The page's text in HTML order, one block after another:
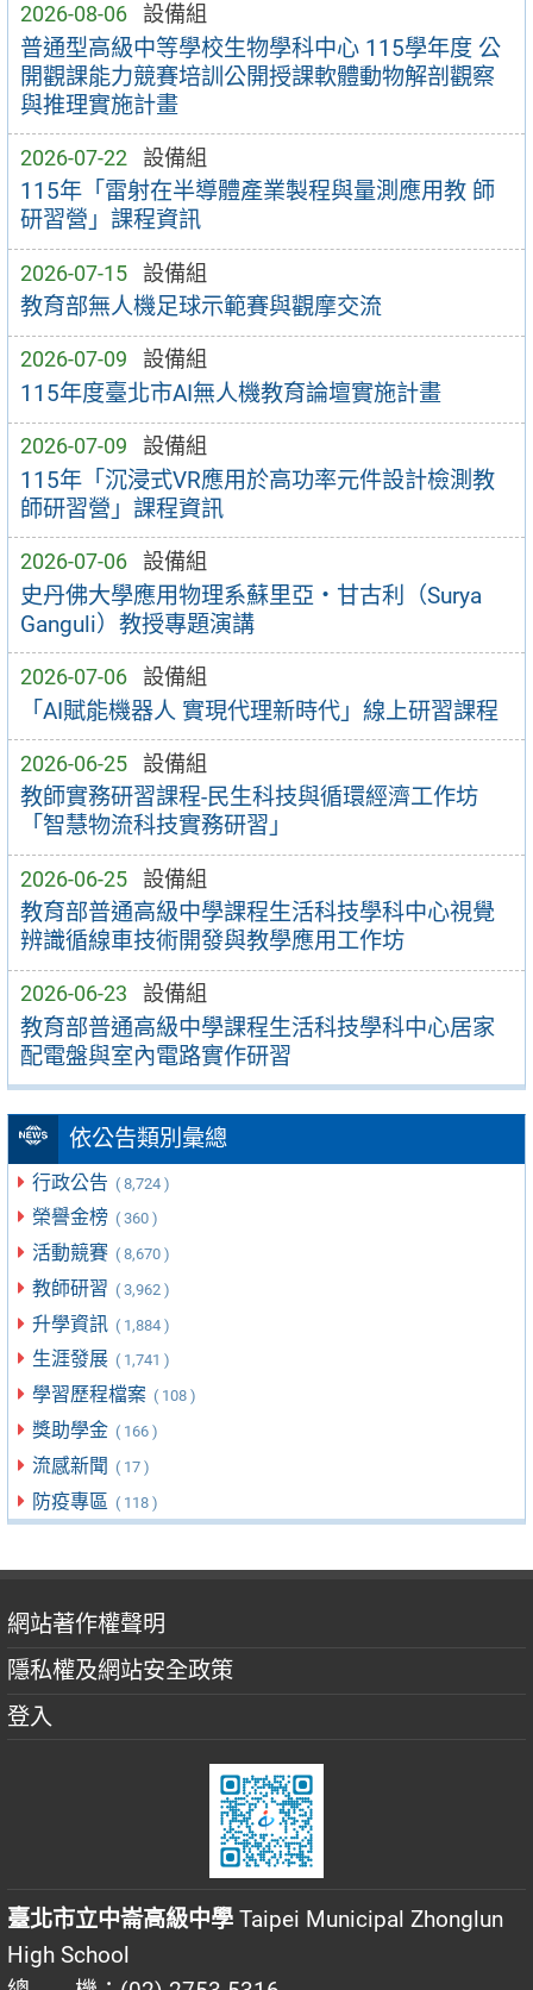
2026-08-06 設備組
普通型高級中等學校生物學科中心 115學年度 公
開觀課能力競賽培訓公開授課軟體動物解剖觀察
與推理實施計畫
2026-07-22 設備組
115年「雷射在半導體產業製程與量測應用教 師
研習營」課程資訊
2026-07-15 設備組
教育部無人機足球示範賽與觀摩交流
2026-07-09 設備組
115年度臺北市AI無人機教育論壇實施計畫
2026-07-09 設備組
115年「沉浸式VR應用於高功率元件設計檢測教
師研習營」課程資訊
2026-07-06 設備組
史丹佛大學應用物理系蘇里亞・甘古利（Surya
Ganguli）教授專題演講
2026-07-06 設備組
「AI賦能機器人 實現代理新時代」線上研習課程
2026-06-25 設備組
教師實務研習課程-民生科技與循環經濟工作坊
「智慧物流科技實務研習」
2026-06-25 設備組
教育部普通高級中學課程生活科技學科中心視覺
辨識循線車技術開發與教學應用工作坊
2026-06-23 設備組
教育部普通高級中學課程生活科技學科中心居家
配電盤與室內電路實作研習
依公告類別彙總
行政公告 ( 8,724 )
榮譽金榜 ( 360 )
活動競賽 ( 8,670 )
教師研習 ( 3,962 )
升學資訊 ( 1,884 )
生涯發展 ( 1,741 )
學習歷程檔案 ( 108 )
獎助學金 ( 166 )
流感新聞 ( 17 )
防疫專區 ( 118 )
網站著作權聲明
隱私權及網站安全政策
登入
臺北市立中崙高級中學 Taipei Municipal Zhonglun
High School